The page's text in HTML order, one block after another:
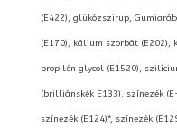
(E422), glükózszirup,
(E170), kálium szorbát
propilén glycol (E1520),
(brilliánskék E133), színezék
színezék (E124)*, színezék